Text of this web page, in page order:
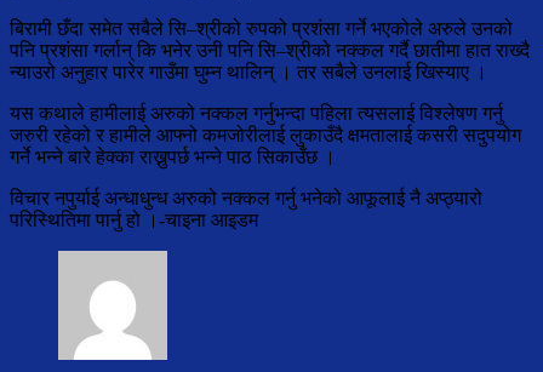
बिरामी छँदा समेत सबैले सि–श्रीको रुपको प्रशंसा गर्ने भएकोले अरुले उनको
पनि प्रशंसा गर्लान् कि भनेर उनी पनि सि–श्रीको नक्कल गर्दै छातीमा हात राख्दै
न्याउरो अनुहार पारेर गाउँमा घुम्न थालिन् । तर सबैले उनलाई खिस्याए ।
यस कथाले हामीलाई अरुको नक्कल गर्नुभन्दा पहिला त्यसलाई विश्लेषण गर्नु
जरुरी रहेको र हामीले आफ्नो कमजोरीलाई लुकाउँदै क्षमतालाई कसरी सदुपयोग
गर्ने भन्ने बारे हेक्का राख्नुपर्छ भन्ने पाठ सिकाउँछ ।
विचार नपुर्याई अन्धाधुन्ध अरुको नक्कल गर्नु भनेको आफूलाई नै अप्ठ्यारो
परिस्थितिमा पार्नु हो ।-चाइना आइडम